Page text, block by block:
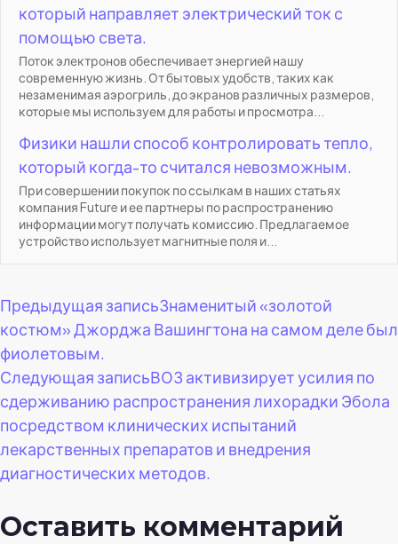
который направляет электрический ток с
помощью света.
Поток электронов обеспечивает энергией нашу
современную жизнь. От бытовых удобств, таких как
незаменимая аэрогриль, до экранов различных размеров,
которые мы используем для работы и просмотра...
Физики нашли способ контролировать тепло,
который когда-то считался невозможным.
При совершении покупок по ссылкам в наших статьях
компания Future и ее партнеры по распространению
информации могут получать комиссию. Предлагаемое
устройство использует магнитные поля и...
Навигация
по
записям
Предыдущая записьЗнаменитый «золотой
костюм» Джорджа Вашингтона на самом деле был
фиолетовым.
Следующая записьВОЗ активизирует усилия по
сдерживанию распространения лихорадки Эбола
посредством клинических испытаний
лекарственных препаратов и внедрения
диагностических методов.
Оставить комментарий